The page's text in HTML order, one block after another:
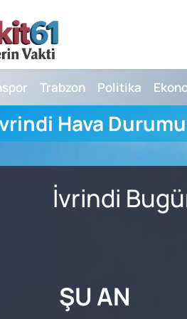
Trabzon Politika
Hava Durumu
İvrindi
ŞU AN
Durumu ve Fikstür